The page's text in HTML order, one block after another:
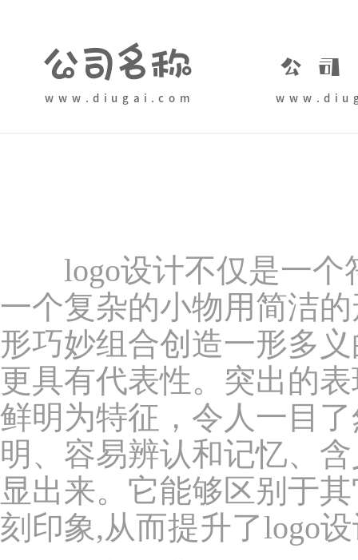
logo设计不仅是一个
一个复杂的小物用简洁
形巧妙组合创造一形多
更具有代表性。突出的
鲜明为特征，令人一目
明、容易辨认和记忆、
显出来。它能够区别于
刻印象,从而提升了logo